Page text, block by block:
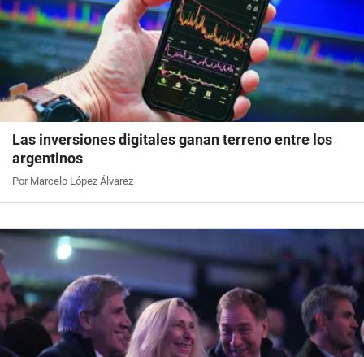
Las inversiones digitales ganan terreno entre los
argentinos
Por Marcelo López Álvarez